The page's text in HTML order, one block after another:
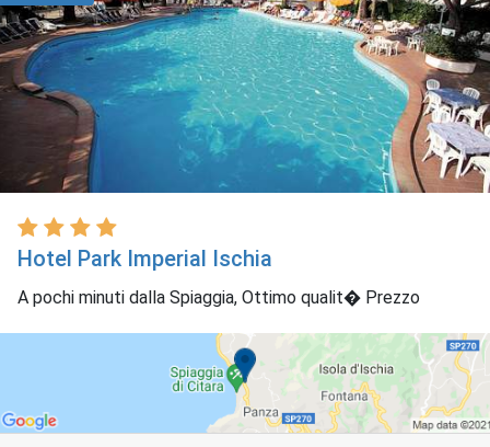
Hotel Park Imperial Ischia
A pochi minuti dalla Spiaggia, Ottimo qualit� Prezzo